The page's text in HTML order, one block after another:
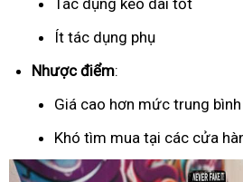
Ít tác dụng phụ
Nhược điểm:
Giá cao hơn mức trung bình
Khó tìm mua tại các cửa